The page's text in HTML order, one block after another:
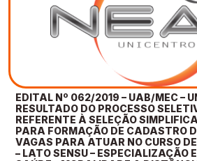
EDITAL Nº 062/2019 – UAB/MEC –
RESULTADO DO PROCESSO
REFERENTE À SELEÇÃO
PARA FORMAÇÃO DE CADASTRO
VAGAS PARA ATUAR NO CURSO
– LATO SENSU – ESPECIALIZAÇÃO